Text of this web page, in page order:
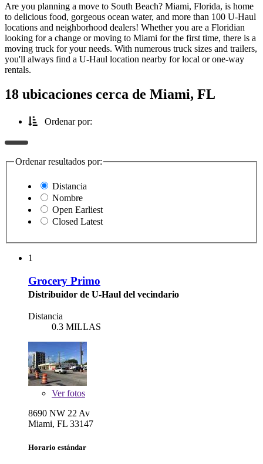
Are you planning a move to South Beach? Miami, Florida, is home
to delicious food, gorgeous ocean water, and more than 100 U-Haul
locations and neighborhood dealers! Whether you are a Floridian
looking for a change or moving to Miami for the first time, there is a
moving truck for your needs. With numerous truck sizes and trailers,
you'll always find a U-Haul location nearby for local or one-way
rentals.
18 ubicaciones cerca de Miami, FL
Ordenar por:
Ordenar resultados por:
Distancia
Nombre
Open Earliest
Closed Latest
1
Grocery Primo
Distribuidor de U-Haul del vecindario
Distancia
0.3 MILLAS
Verfotos
8690 NW 22 Av
Miami, FL 33147
Horario estándar